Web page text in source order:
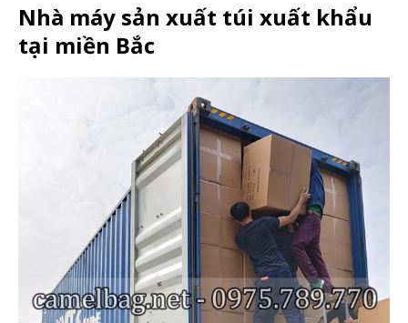
Nhà máy sản xuất túi xuất khẩu
tại miền Bắc